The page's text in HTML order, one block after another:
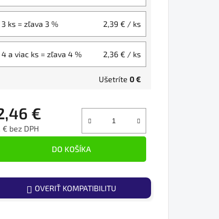
3 ks = zľava 3 % 2,39 € / ks
4 a viac ks = zľava 4 % 2,36 € / ks
Ušetríte 0 €
€
€ bez DPH
DO KOŠÍKA
OVERIŤ KOMPATIBILITU